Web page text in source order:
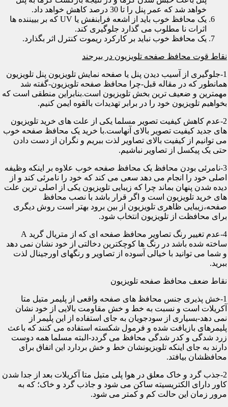
خواهد شد که عمر پنل را تا 30 درصد کاهش خواهد داد.
یک محافظ خوب باید از اشعه فرابنفش یا UV که بر بییننده ها
اثرات نا مطلوب می گذارد جلوگیری کند.
یک محافظ خوب نباید بر کارکرد ریموت کنترل اثر بگذارد.
نقاط قوت محافظ صفحه تلویزیون در بیرجند
1-جلوگیری از آسیب دیدن پنل یا صفحه نمایش تلویزیون پنل تلویزیون
همانطور که در مقاله قبل-چرا محافظ صفحه تلویزیون-گفته شد
مهمترین و ضعیف ترین بخش تلویزیون است.بنابراین منطقی است که
بخواهیم تلویزیون خود را در برابر تهدیدات بالقوه ایمن کنیم.
2-عدم کاهش کیفیت تصویر مسلما یکی از علت های خرید تلویزیون
های جدید کیفیت تصویر بالای آنهاست.با خرید یک محافظ صفحه خوب
می توانیم از کیفیت بالای تصاویر لذت ببریم و نگران از دست دادن
حتی یک پیکسل از تصاویر نباشیم.
3-نامرئی بودن محافظ یک محافظ صفحه خوب علاوه بر اینکه وظیفه
اصلی خود را انجام می دهد سعی می کند که خود را نامرئی کند و از
دیده شدن پنهان بماند چرا که زیبایی تلویزیون یکی از اصلی ترین علت
های خرید تلویزیون است و اگر قرار باشد با نصب محافظ
صفحه،زیبایی ظاهری تلویزیون از بین برود بهتر است روش دیگری
برای محافظت از تلویزیون انتخاب شود.
4-عدم تغییر رنگ تصاویر محافظ صفحه ای که از متریال گرید A
ساخته شده باشد در رنگ ها کوچکترین دخالتی از خود نشان نمی دهد
و شما می توانید با خیالی آسوده از تصاویر و رنگهای اورجینال لذت
ببرید.
نقاط ضعف محافظ صفحه تلویزیون
1-خش پذیری جنس محافظ های صفحه واقعی از پلیمر متیل متا
آکریلات است و نسبت به خط و خش مقاومت بالایی از خود نشان
نمی دهد-بسیاری از سودجویان به جای استفاده از این پلیمر از
پلیمرهای بازیافت شده و فرمول شکسته استفاده می کنند که باعث
زرد شدگی و کدر شدگی محافظ می گردد-البته مسلما همه دوست
دارند به جای اینکه تلویزیونشان خط و خش بردارد این اتفاق برای
محافظشان بیافتد.
2-جذب گرد و خاک معلق در هوا پلی متیل متا آکریلات بعد از جدا شدن
کاور دارای الکتریسیته ساکن می شود و جاذب گرد و خاک؛ که به
مرور زمان این حالت کم و کمتر می شود.